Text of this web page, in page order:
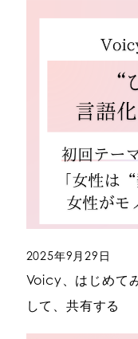
Voicy、はじめて
して、共有する
投稿日
2025年9月29日